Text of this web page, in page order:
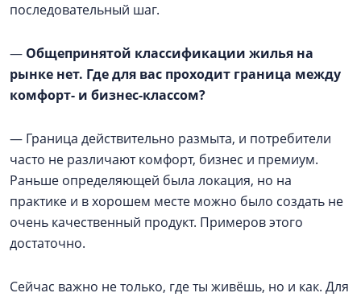
последовательный шаг.
— Общепринятой классификации жилья на
рынке нет. Где для вас проходит граница между
комфорт- и бизнес-классом?
— Граница действительно размыта, и потребители
часто не различают комфорт, бизнес и премиум.
Раньше определяющей была локация, но на
практике и в хорошем месте можно было создать не
очень качественный продукт. Примеров этого
достаточно.
Сейчас важно не только, где ты живёшь, но и как. Для